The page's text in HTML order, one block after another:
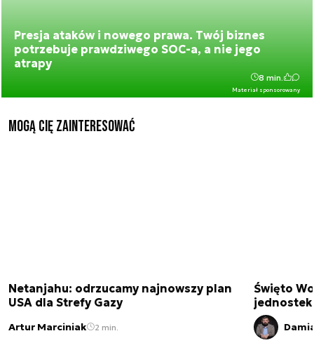
Presja ataków i nowego prawa. Twój biznes
potrzebuje prawdziwego SOC-a, a nie jego
atrapy
Materiał sponsorowany
8 min.
Mogą Cię zainteresować
Netanjahu: odrzucamy najnowszy plan
USA dla Strefy Gazy
Artur Marciniak 2 min.
Święto
jednostek